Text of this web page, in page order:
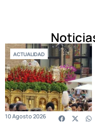
ACTUALIDAD
10 Agosto 2026